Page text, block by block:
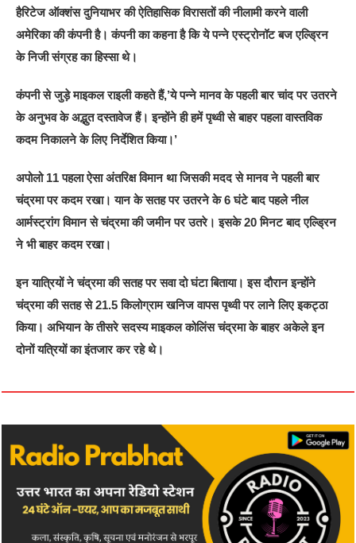
हैरिटेज ऑक्शंस दुनियाभर की ऐतिहासिक विरासतों की नीलामी करने वाली
अमेरिका की कंपनी है। कंपनी का कहना है कि ये पन्ने एस्ट्रोनॉट बज एल्ड्रिन
के निजी संग्रह का हिस्सा थे।
कंपनी से जुड़े माइकल राइली कहते हैं,’ये पन्ने मानव के पहली बार चांद पर उतरने
के अनुभव के अद्भुत दस्तावेज हैं। इन्होंने ही हमें पृथ्वी से बाहर पहला वास्तविक
कदम निकालने के लिए निर्देशित किया।’
अपोलो 11 पहला ऐसा अंतरिक्ष विमान था जिसकी मदद से मानव ने पहली बार
चंद्रमा पर कदम रखा। यान के सतह पर उतरने के 6 घंटे बाद पहले नील
आर्मस्ट्रांग विमान से चंद्रमा की जमीन पर उतरे। इसके 20 मिनट बाद एल्ड्रिन
ने भी बाहर कदम रखा।
इन यात्रियों ने चंद्रमा की सतह पर सवा दो घंटा बिताया। इस दौरान इन्होंने
चंद्रमा की सतह से 21.5 किलोग्राम खनिज वापस पृथ्वी पर लाने लिए इकट्ठा
किया। अभियान के तीसरे सदस्य माइकल कोलिंस चंद्रमा के बाहर अकेले इन
दोनों यत्रियों का इंतजार कर रहे थे।